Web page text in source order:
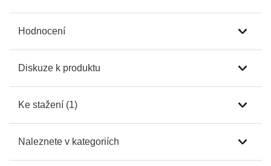
Hodnocení
Diskuze k produktu
Ke stažení (1)
Naleznete v kategoriích